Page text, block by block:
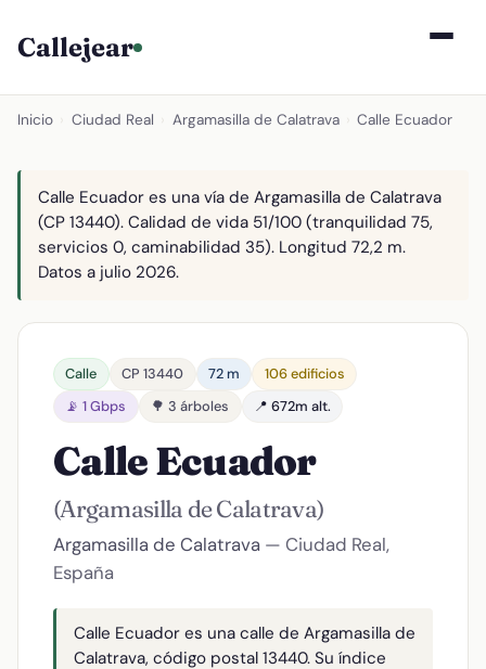
Callejear
Inicio Ciudad Real Argamasilla de Calatrava Calle Ecuador
Calle Ecuador es una vía de Argamasilla de Calatrava
(CP 13440). Calidad de vida 51/100 (tranquilidad 75,
servicios 0, caminabilidad 35). Longitud 72,2 m.
Datos a julio 2026.
Calle CP 13440 72 m
106 edificios
📡 1 Gbps
🌳 3 árboles 📍 672m alt.
Calle Ecuador
(Argamasilla de Calatrava)
Argamasilla de Calatrava — Ciudad Real,
España
Calle Ecuador es una calle de Argamasilla de
Calatrava, código postal 13440. Su índice